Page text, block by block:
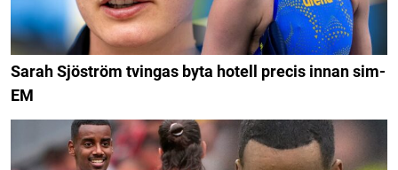
Sarah Sjöström tvingas byta hotell precis innan sim-
EM